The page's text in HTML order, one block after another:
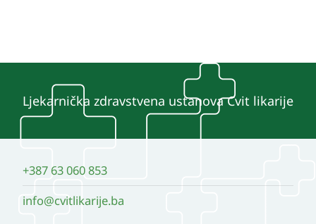
Ljekarnička zdravstvena ustanova Cvit likarije
+387 63 060 853
info@cvitlikarije.ba